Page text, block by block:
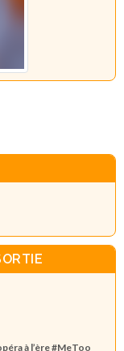
à l’ère #MeToo